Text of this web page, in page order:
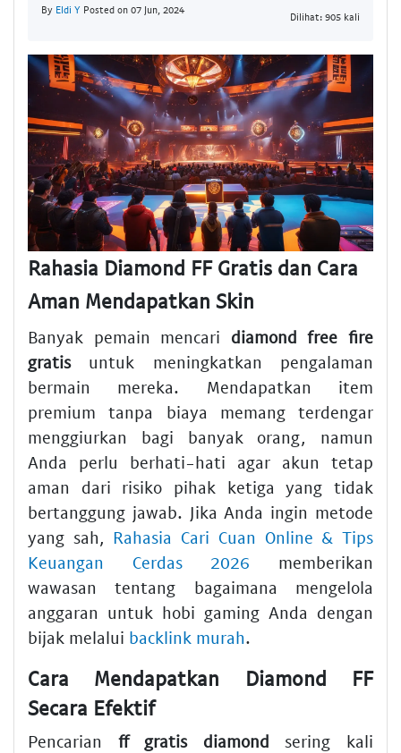
By Eldi Y Posted on 07 Jun, 2024
Dilihat: 905 kali
Rahasia Diamond FF Gratis dan Cara
Aman Mendapatkan Skin
Banyak pemain mencari diamond free fire
gratisuntuk meningkatkan pengalaman
bermain mereka. Mendapatkan item
premium tanpa biaya memang terdengar
menggiurkan bagi banyak orang, namun
Anda perlu berhati-hati agar akun tetap
aman dari risiko pihak ketiga yang tidak
bertanggung jawab. Jika Anda ingin metode
yang sah, Rahasia Cari Cuan Online & Tips
Keuangan Cerdas 2026 memberikan
wawasan tentang bagaimana mengelola
anggaran untuk hobi gaming Anda dengan
bijak melalui backlink murah.
Cara Mendapatkan Diamond FF
Secara Efektif
Pencarian ff gratis diamond sering kali